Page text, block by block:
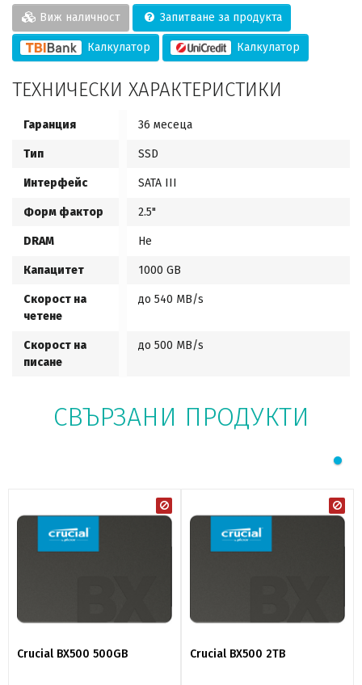
Виж наличност Запитване за продукта
Калкулатор Калкулатор
ТЕХНИЧЕСКИ ХАРАКТЕРИСТИКИ
Гаранция 36 месеца
Тип SSD
Интерфейс SATA III
Форм фактор 2.5"
DRAM Не
Капацитет 1000 GB
Скорост на
четене
до 540 MB/s
Скорост на
писане
до 500 MB/s
СВЪРЗАНИ ПРОДУКТИ
Crucial BX500 500GB Crucial BX500 2TB